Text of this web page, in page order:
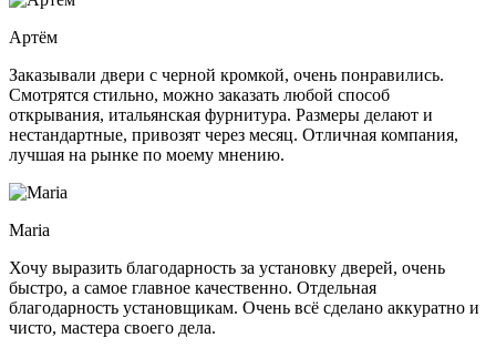
Артём
Заказывали двери с черной кромкой, очень понравились.
Смотрятся стильно, можно заказать любой способ
открывания, итальянская фурнитура. Размеры делают и
нестандартные, привозят через месяц. Отличная компания,
лучшая на рынке по моему мнению.
Maria
Хочу выразить благодарность за установку дверей, очень
быстро, а самое главное качественно. Отдельная
благодарность установщикам. Очень всё сделано аккуратно и
чисто, мастера своего дела.